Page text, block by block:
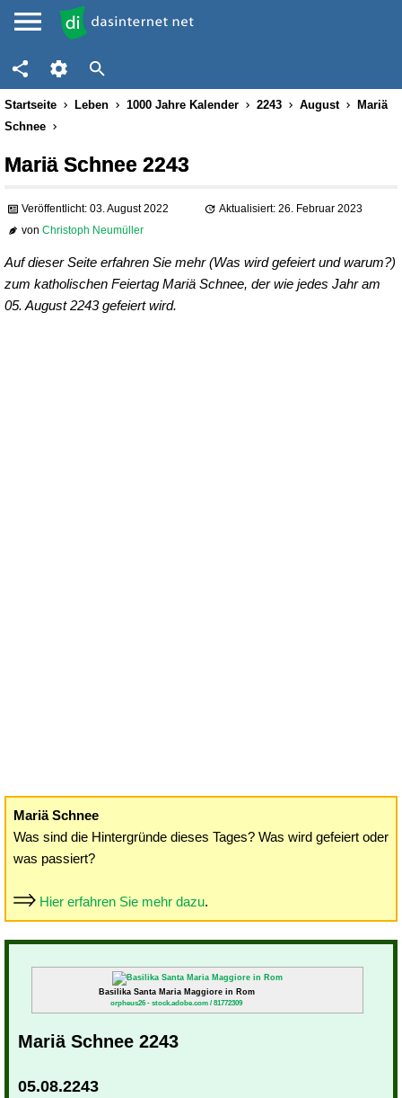
Startseite Leben 1000 Jahre Kalender 2243 August
Mariä
Schnee
Mariä Schnee 2243
Veröffentlicht: 03. August 2022
Aktualisiert: 26. Februar 2023
vonChristoph Neumüller
Auf dieser Seite erfahren Sie mehr (Was wird gefeiert und warum?)
zum katholischen Feiertag Mariä Schnee, der wie jedes Jahr am
05. August 2243 gefeiert wird.
Mariä Schnee
Was sind die Hintergründe dieses Tages? Was wird gefeiert oder
was passiert?
Hier erfahren Sie mehr dazu.
Basilika Santa Maria Maggiore in Rom
orpheus26 - stock.adobe.com / 81772309
Mariä Schnee 2243
05.08.2243